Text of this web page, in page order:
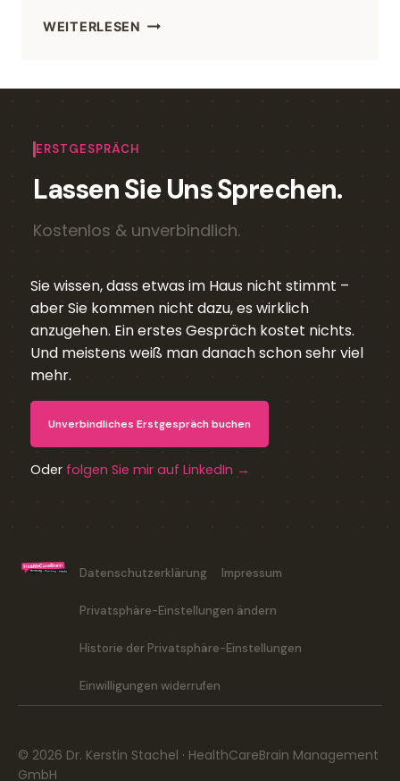
WEITERLESEN
ERSTGESPRÄCH
Lassen Sie Uns Sprechen.
Kostenlos & unverbindlich.
Sie wissen, dass etwas im Haus nicht stimmt –
aber Sie kommen nicht dazu, es wirklich
anzugehen. Ein erstes Gespräch kostet nichts.
Und meistens weiß man danach schon sehr viel
mehr.
Unverbindliches Erstgespräch buchen
Oder folgen Sie mir auf LinkedIn →
Datenschutzerklärung Impressum
Privatsphäre-Einstellungen ändern
Historie der Privatsphäre-Einstellungen
Einwilligungen widerrufen
© 2026 Dr. Kerstin Stachel · HealthCareBrain Management
GmbH